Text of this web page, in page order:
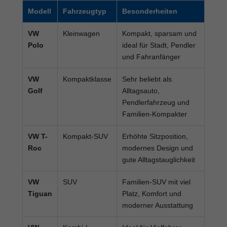
Modell Fahrzeugtyp Besonderheiten
VW
Polo
Kleinwagen
Kompakt, sparsam und
ideal für Stadt, Pendler
und Fahranfänger
VW
Golf
Kompaktklasse
Sehr beliebt als
Alltagsauto,
Pendlerfahrzeug und
Familien-Kompakter
VW T-
Roc
Kompakt-SUV
Erhöhte Sitzposition,
modernes Design und
gute Alltagstauglichkeit
VW
Tiguan
SUV
Familien-SUV mit viel
Platz, Komfort und
moderner Ausstattung